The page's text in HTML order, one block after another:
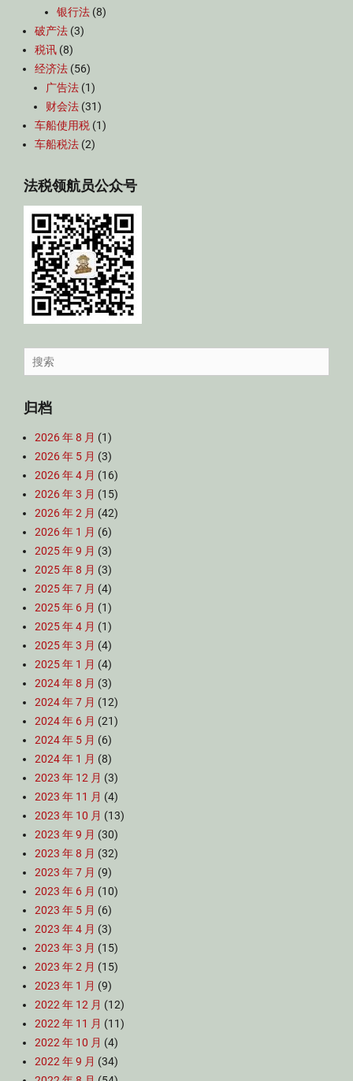
银行法 (8)
破产法 (3)
税讯 (8)
经济法 (56)
广告法 (1)
财会法 (31)
车船使用税 (1)
车船税法 (2)
法税领航员公众号
Search
for:
归档
2026 年 8 月 (1)
2026 年 5 月 (3)
2026 年 4 月 (16)
2026 年 3 月 (15)
2026 年 2 月 (42)
2026 年 1 月 (6)
2025 年 9 月 (3)
2025 年 8 月 (3)
2025 年 7 月 (4)
2025 年 6 月 (1)
2025 年 4 月 (1)
2025 年 3 月 (4)
2025 年 1 月 (4)
2024 年 8 月 (3)
2024 年 7 月 (12)
2024 年 6 月 (21)
2024 年 5 月 (6)
2024 年 1 月 (8)
2023 年 12 月 (3)
2023 年 11 月 (4)
2023 年 10 月 (13)
2023 年 9 月 (30)
2023 年 8 月 (32)
2023 年 7 月 (9)
2023 年 6 月 (10)
2023 年 5 月 (6)
2023 年 4 月 (3)
2023 年 3 月 (15)
2023 年 2 月 (15)
2023 年 1 月 (9)
2022 年 12 月 (12)
2022 年 11 月 (11)
2022 年 10 月 (4)
2022 年 9 月 (34)